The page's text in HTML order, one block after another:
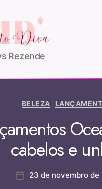
Rezende
BELEZA
cabelos e
23 de novembro de